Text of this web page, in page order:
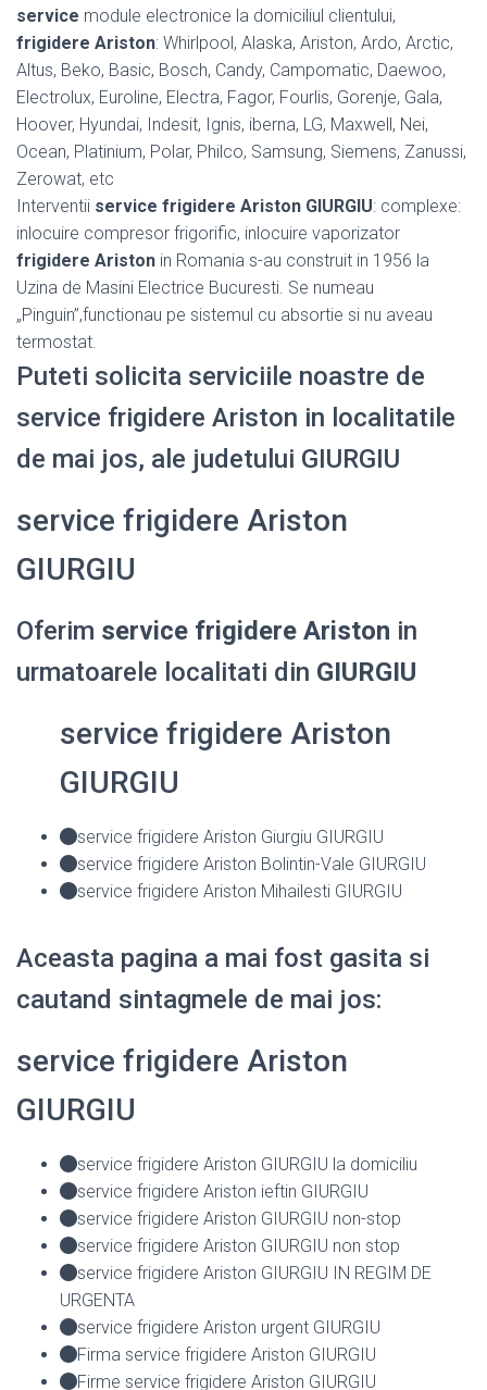
service module electronice la domiciliul clientului,
frigidere Ariston: Whirlpool, Alaska, Ariston, Ardo, Arctic,
Altus, Beko, Basic, Bosch, Candy, Campomatic, Daewoo,
Electrolux, Euroline, Electra, Fagor, Fourlis, Gorenje, Gala,
Hoover, Hyundai, Indesit, Ignis, iberna, LG, Maxwell, Nei,
Ocean, Platinium, Polar, Philco, Samsung, Siemens, Zanussi,
Zerowat, etc
Interventii service frigidere Ariston GIURGIU: complexe:
inlocuire compresor frigorific, inlocuire vaporizator
frigidere Ariston in Romania s-au construit in 1956 la
Uzina de Masini Electrice Bucuresti. Se numeau
„Pinguin”,functionau pe sistemul cu absortie si nu aveau
termostat.
Puteti solicita serviciile noastre de
service frigidere Ariston in localitatile
de mai jos, ale judetului GIURGIU
service frigidere Ariston
GIURGIU
Oferim service frigidere Ariston in
urmatoarele localitati din GIURGIU
service frigidere Ariston
GIURGIU
service frigidere Ariston Giurgiu GIURGIU
service frigidere Ariston Bolintin-Vale GIURGIU
service frigidere Ariston Mihailesti GIURGIU
Aceasta pagina a mai fost gasita si
cautand sintagmele de mai jos:
service frigidere Ariston
GIURGIU
service frigidere Ariston GIURGIU la domiciliu
service frigidere Ariston ieftin GIURGIU
service frigidere Ariston GIURGIU non-stop
service frigidere Ariston GIURGIU non stop
service frigidere Ariston GIURGIU IN REGIM DE
URGENTA
service frigidere Ariston urgent GIURGIU
Firma service frigidere Ariston GIURGIU
Firme service frigidere Ariston GIURGIU